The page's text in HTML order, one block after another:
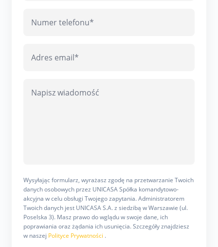
Wysyłając formularz, wyrażasz zgodę na przetwarzanie Twoich
danych osobowych przez UNICASA Spółka komandytowo-
akcyjna w celu obsługi Twojego zapytania. Administratorem
Twoich danych jest UNICASA S.A. z siedzibą w Warszawie (ul.
Poselska 3). Masz prawo do wglądu w swoje dane, ich
poprawiania oraz żądania ich usunięcia. Szczegóły znajdziesz
w naszej Polityce Prywatności .